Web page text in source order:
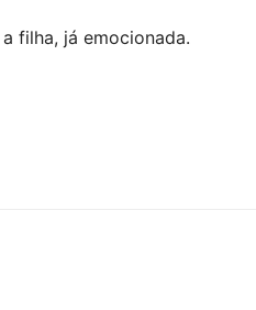
filha, já emocionada.